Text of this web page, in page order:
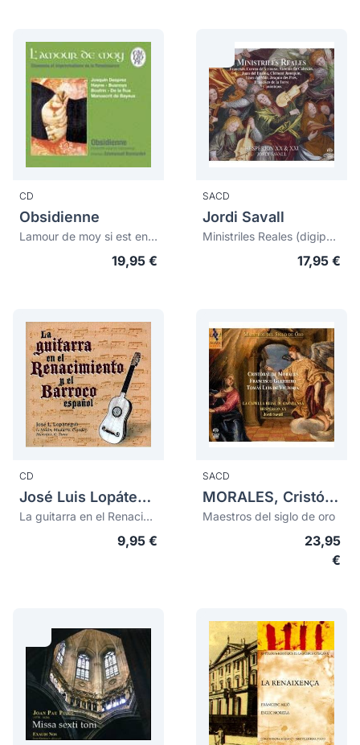
CD
Obsidienne
Lamour de moy si est enclose: chansons et improvisations de la Renaissance
19,95 €
SACD
Jordi Savall
Ministriles Reales (digipak)
17,95 €
CD
José Luis Lopátegui
La guitarra en el Renacimiento y el Barroco español
9,95 €
SACD
MORALES, Cristóbal de (1500-1553)
Maestros del siglo de oro
23,95
€